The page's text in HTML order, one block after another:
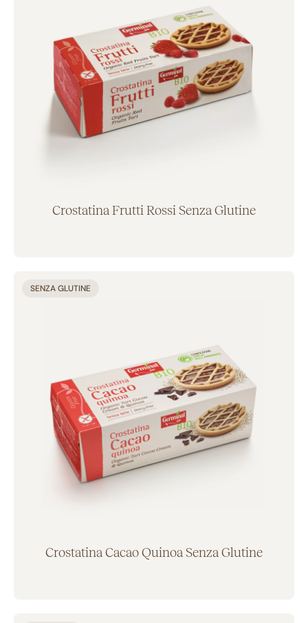
Crostatina Frutti Rossi Senza Glutine
SENZA GLUTINE
Crostatina Cacao Quinoa Senza Glutine